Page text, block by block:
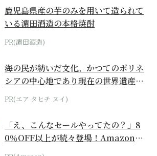
鹿児島県産の芋のみを用いて造られて
いる濵田酒造の本格焼酎
PR(濵田酒造)
海の民が紡いだ文化。かつてのポリネ
シアの中心地であり現在の世界遺産か
らみえてくる...
PR(エア タヒチ ヌイ)
「え、こんなセールやってたの？」8
0％OFF以上が続々登場！Amazonの
本気が...